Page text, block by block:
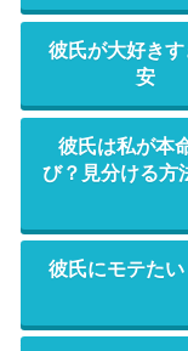
彼氏が大好き
安
彼氏は私が本
び？見分ける方
彼氏にモテた